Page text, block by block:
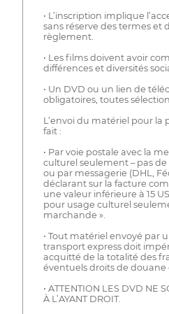
• L’inscription implique
sans réserve des termes et
règlement.
• Les films doivent avoir
différences et diversités
• Un DVD ou un lien de
obligatoires, toutes
L’envoi du matériel pour la
fait :
• Par voie postale avec la
culturel seulement – pas
ou par messagerie (DHL,
déclarant sur la facture
une valeur inférieure à 15
pour usage culturel
marchande ».
• Tout matériel envoyé par
transport express doit
acquitté de la totalité des
éventuels droits de douane
• ATTENTION LES DVD NE
À L’AYANT DROIT.